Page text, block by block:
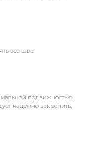
все швы
подвижностью.
надёжно закрепить,